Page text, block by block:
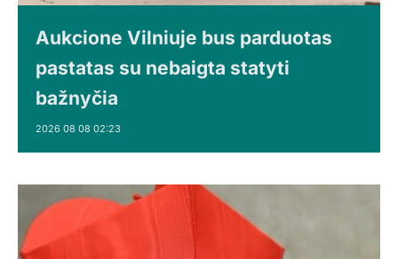
Aukcione Vilniuje bus parduotas
pastatas su nebaigta statyti
bažnyčia
2026 08 08 02:23